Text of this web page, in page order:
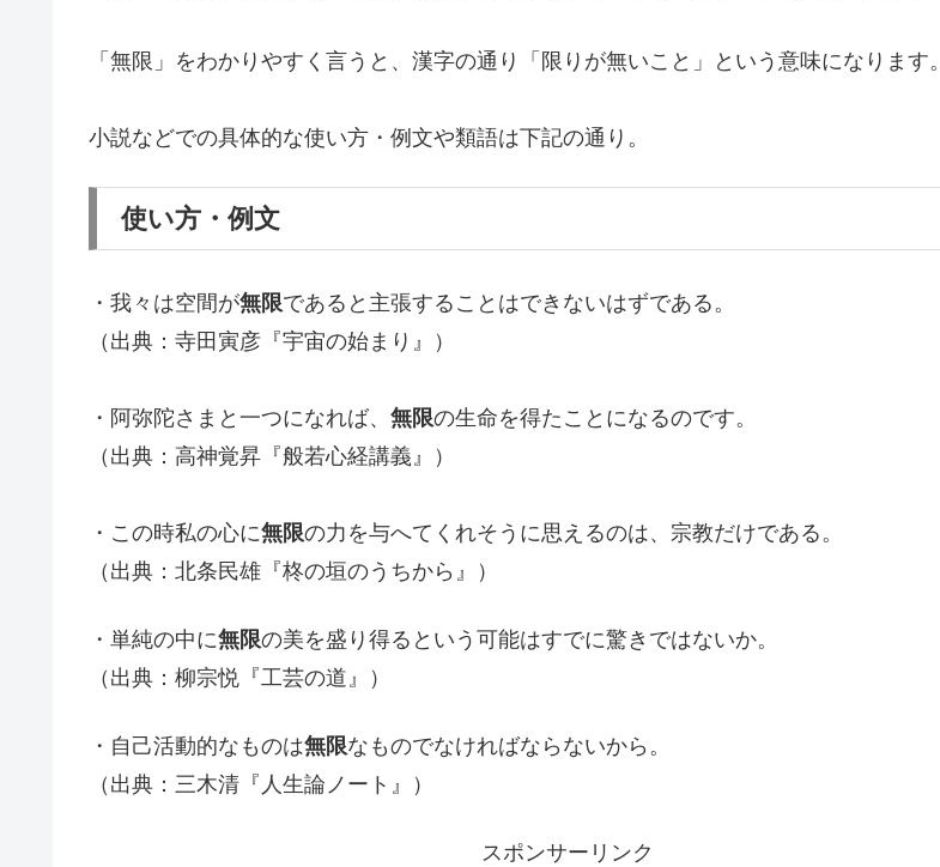
「無限」をわかりやすく言うと、漢字の通り「限りが無いこと」という意味になります。
小説などでの具体的な使い方・例文や類語は下記の通り。
使い方・例文
・我々は空間が無限であると主張することはできないはずである。
（出典：寺田寅彦『宇宙の始まり』）
・阿弥陀さまと一つになれば、 無限の生命を得たことになるのです。
（出典：高神覚昇『般若心経講義』）
・この時私の心に無限の力を与へてくれそうに思えるのは、宗教だけである。
（出典：北条民雄『柊の垣のうちから』）
・単純の中に無限の美を盛り得るという可能はすでに驚きではないか。
（出典：柳宗悦『工芸の道』）
・自己活動的なものは無限なものでなければならないから。
（出典：三木清『人生論ノート』）
スポンサーリンク